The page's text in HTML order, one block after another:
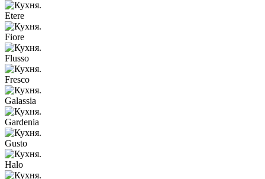
Etere
Fiore
Flusso
Fresco
Galassia
Gardenia
Gusto
Halo